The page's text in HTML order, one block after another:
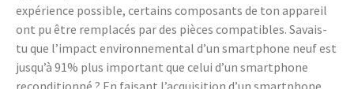
expérience possible, certains composants de ton appareil
ont pu être remplacés par des pièces compatibles. Savais-
tu que l’impact environnemental d’un smartphone neuf est
jusqu’à 91% plus important que celui d’un smartphone
reconditionné ? En faisant l’acquisition d’un smartphone